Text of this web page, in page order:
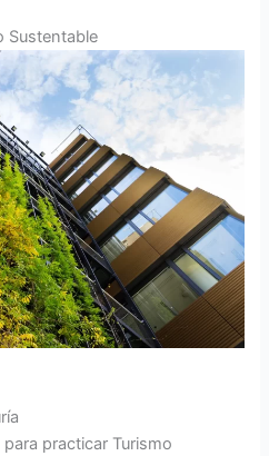
Sustentable
practicar Turismo